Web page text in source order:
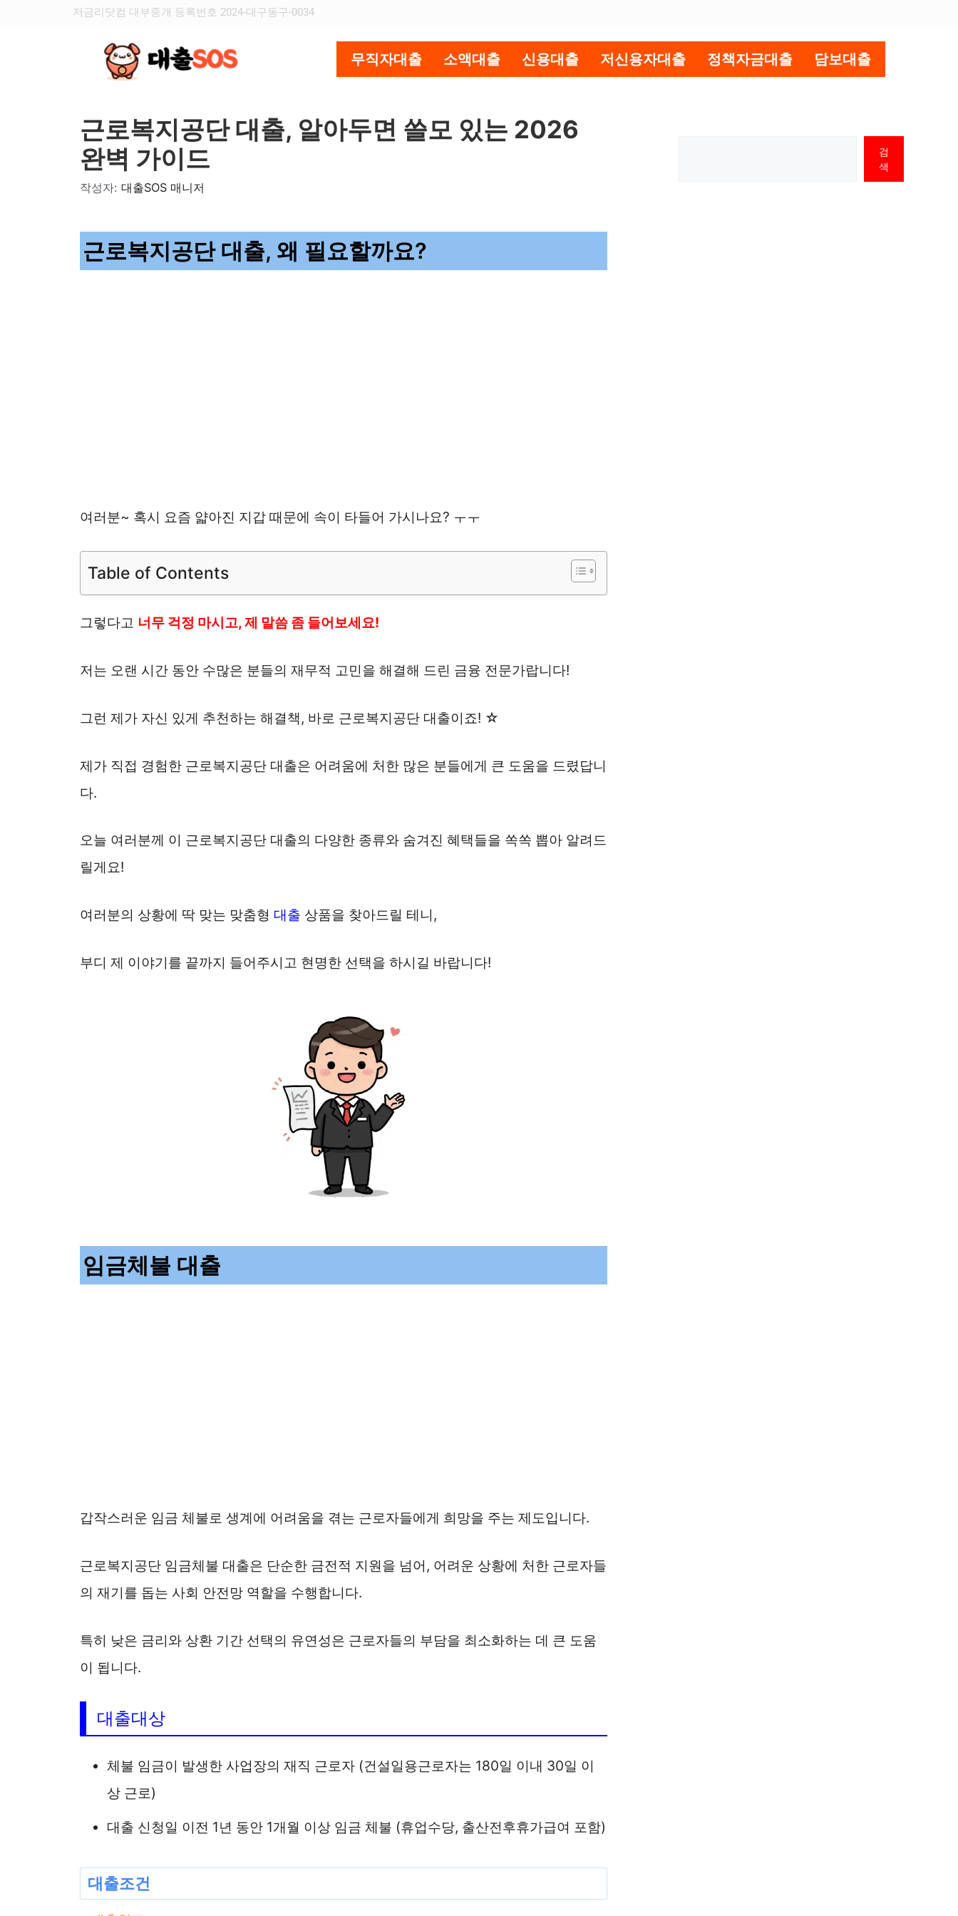
저금리닷컴 대부중개 등록번호 2024-대구동구-0034
무직자대출 소액대출 신용대출 저신용자대출 정책자금대출 담보대출
근로복지공단 대출, 알아두면 쓸모 있는 2026
완벽 가이드
작성자: 대출SOS 매니저
근로복지공단 대출, 왜 필요할까요?
여러분~ 혹시 요즘 얇아진 지갑 때문에 속이 타들어 가시나요? ㅜㅜ
Table of Contents
그렇다고 너무 걱정 마시고, 제 말씀 좀 들어보세요!
저는 오랜 시간 동안 수많은 분들의 재무적 고민을 해결해 드린 금융 전문가랍니다!
그런 제가 자신 있게 추천하는 해결책, 바로 근로복지공단 대출이죠! ☆
제가 직접 경험한 근로복지공단 대출은 어려움에 처한 많은 분들에게 큰 도움을 드렸답니
다.
오늘 여러분께 이 근로복지공단 대출의 다양한 종류와 숨겨진 혜택들을 쏙쏙 뽑아 알려드
릴게요!
여러분의 상황에 딱 맞는 맞춤형 대출 상품을 찾아드릴 테니,
부디 제 이야기를 끝까지 들어주시고 현명한 선택을 하시길 바랍니다!
임금체불 대출
갑작스러운 임금 체불로 생계에 어려움을 겪는 근로자들에게 희망을 주는 제도입니다.
근로복지공단 임금체불 대출은 단순한 금전적 지원을 넘어, 어려운 상황에 처한 근로자들
의 재기를 돕는 사회 안전망 역할을 수행합니다.
특히 낮은 금리와 상환 기간 선택의 유연성은 근로자들의 부담을 최소화하는 데 큰 도움
이 됩니다.
대출대상
체불 임금이 발생한 사업장의 재직 근로자 (건설일용근로자는 180일 이내 30일 이
상 근로)
대출 신청일 이전 1년 동안 1개월 이상 임금 체불 (휴업수당, 출산전후휴가급여 포함)
대출조건
검
색